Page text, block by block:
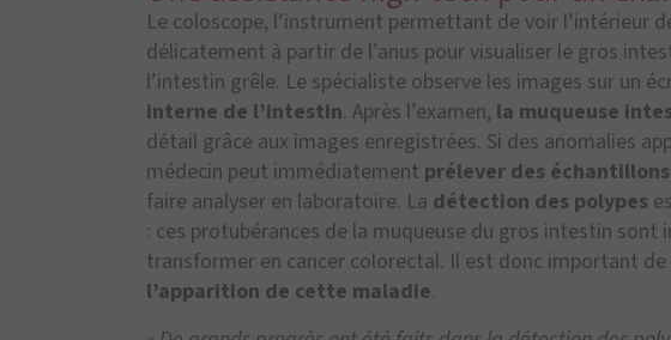
Le coloscope, l’instrument permettant de voir l’intérieur
délicatement à partir de l’anus pour visualiser le gros
l’intestin grêle. Le spécialiste observe les images sur un
interne de l’intestin. Après l’examen, la muqueuse
détail grâce aux images enregistrées. Si des anomalies
médecin peut immédiatement prélever des échantillons
faire analyser en laboratoire. La détection des polypes
: ces protubérances de la muqueuse du gros intestin sont
transformer en cancer colorectal. Il est donc important de
l’apparition de cette maladie.